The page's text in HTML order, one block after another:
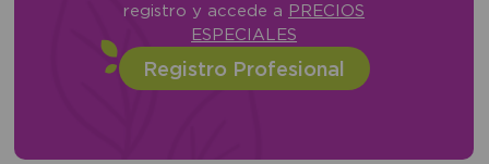
registro y accede a PRECIOS
ESPECIALES
Registro Profesional